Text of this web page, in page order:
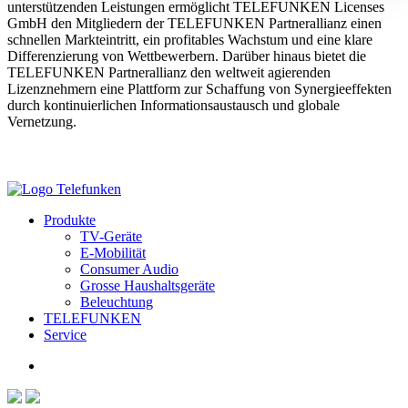
unterstützenden Leistungen ermöglicht TELEFUNKEN Licenses
GmbH den Mitgliedern der TELEFUNKEN Partnerallianz einen
schnellen Markteintritt, ein profitables Wachstum und eine klare
Differenzierung von Wettbewerbern. Darüber hinaus bietet die
TELEFUNKEN Partnerallianz den weltweit agierenden
Lizenznehmern eine Plattform zur Schaffung von Synergieeffekten
durch kontinuierlichen Informationsaustausch und globale
Vernetzung.
Produkte
TV-Geräte
E-Mobilität
Consumer Audio
Grosse Haushaltsgeräte
Beleuchtung
TELEFUNKEN
Service